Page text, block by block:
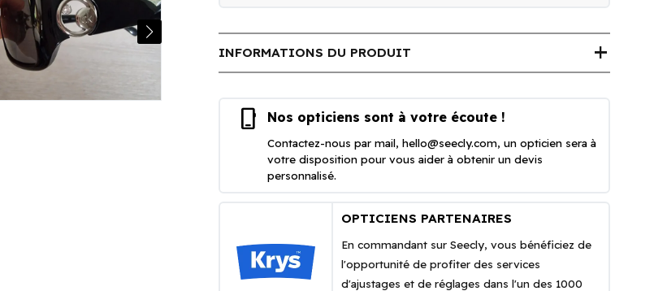
INFORMATIONS DU PRODUIT add
phone_iphone Nos opticiens sont à votre écoute !
Contactez-nous par mail,hello@seecly.com, un opticien sera à
votre disposition pour vous aider à obtenir un devis
personnalisé.
OPTICIENS PARTENAIRES
En commandant sur Seecly, vous bénéficiez de
l'opportunité de profiter des services
d'ajustages et de réglages dans l'un des 1000